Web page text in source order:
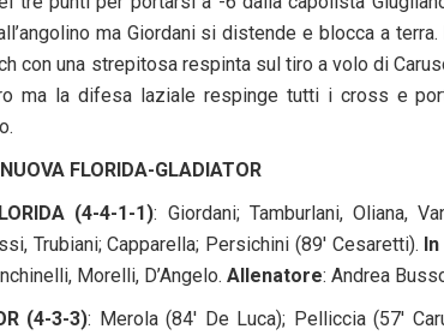
ma Giordani si distende e blocca a
con una strepitosa respinta sul tiro a volo di
ma la difesa laziale respinge tutti i cross e
FLORIDA-GLADIATOR
(4-4-1-1): Giordani; Tamburlani, Oliana,
Trubiani; Capparella; Persichini (89′ Cesaretti).
Morelli, D’Angelo. Allenatore: Andrea
(4-3-3): Merola (84′ De Luca); Pelliccia (57′